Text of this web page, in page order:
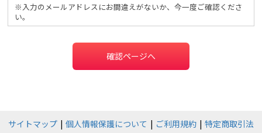
※入力のメールアドレスにお間違えがないか、今一度ご確認くださ
い。
確認ページへ
サイトマップ 個人情報保護について ご利用規約
特定商取引法